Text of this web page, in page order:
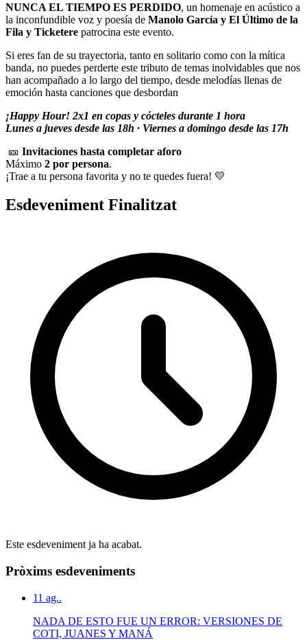
NUNCA EL TIEMPO ES PERDIDO, un homenaje en acústico a
la inconfundible voz y poesía de Manolo García y El Último de la
Fila y Ticketere patrocina este evento.
Si eres fan de su trayectoria, tanto en solitario como con la mítica
banda, no puedes perderte este tributo de temas inolvidables que nos
han acompañado a lo largo del tiempo, desde melodías llenas de
emoción hasta canciones que desbordan
¡Happy Hour! 2x1 en copas y cócteles durante 1 hora
Lunes a jueves desde las 18h · Viernes a domingo desde las 17h
🎫 Invitaciones hasta completar aforo
Máximo 2 por persona.
¡Trae a tu persona favorita y no te quedes fuera! 💛
Esdeveniment Finalitzat
Este esdeveniment ja ha acabat.
Pròxims esdeveniments
11 ag..
NADA DE ESTO FUE UN ERROR: VERSIONES DE
COTI, JUANES Y MANÁ